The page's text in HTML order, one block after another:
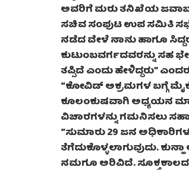
ಅವರಿಗೆ ಮರು ತನಿಖೆಯ
ಸಚಿವ ಸಂಪುಟ ಉಪ ಸಮಿತಿ ಸಭೆ
ನಡೆದ ವೇಳೆ ನಾನು ಹಾಗೂ
ಕುಟುಂಬವರ್ಗದವರನ್ನು ಸಹ
ತಪ್ಪಿದೆ ಎಂದು ಹೇಳಿದ್ದರು”
“ಕೋವಿಡ್ ಅಕ್ರಮಗಳ ಬಗ್ಗೆ
ಕೂಲಂಕುಷವಾಗಿ ಅಧ್ಯಯನ
ವಿಚಾರಗಳನ್ನು ಗಮನಿಸಲು
“ಸುಮಾರು 29 ಜನ
ತೆಗೆದುಕೊಳ್ಳಲಾಗುವುದು.
ನಮಗೂ ಅರಿವಿದೆ.